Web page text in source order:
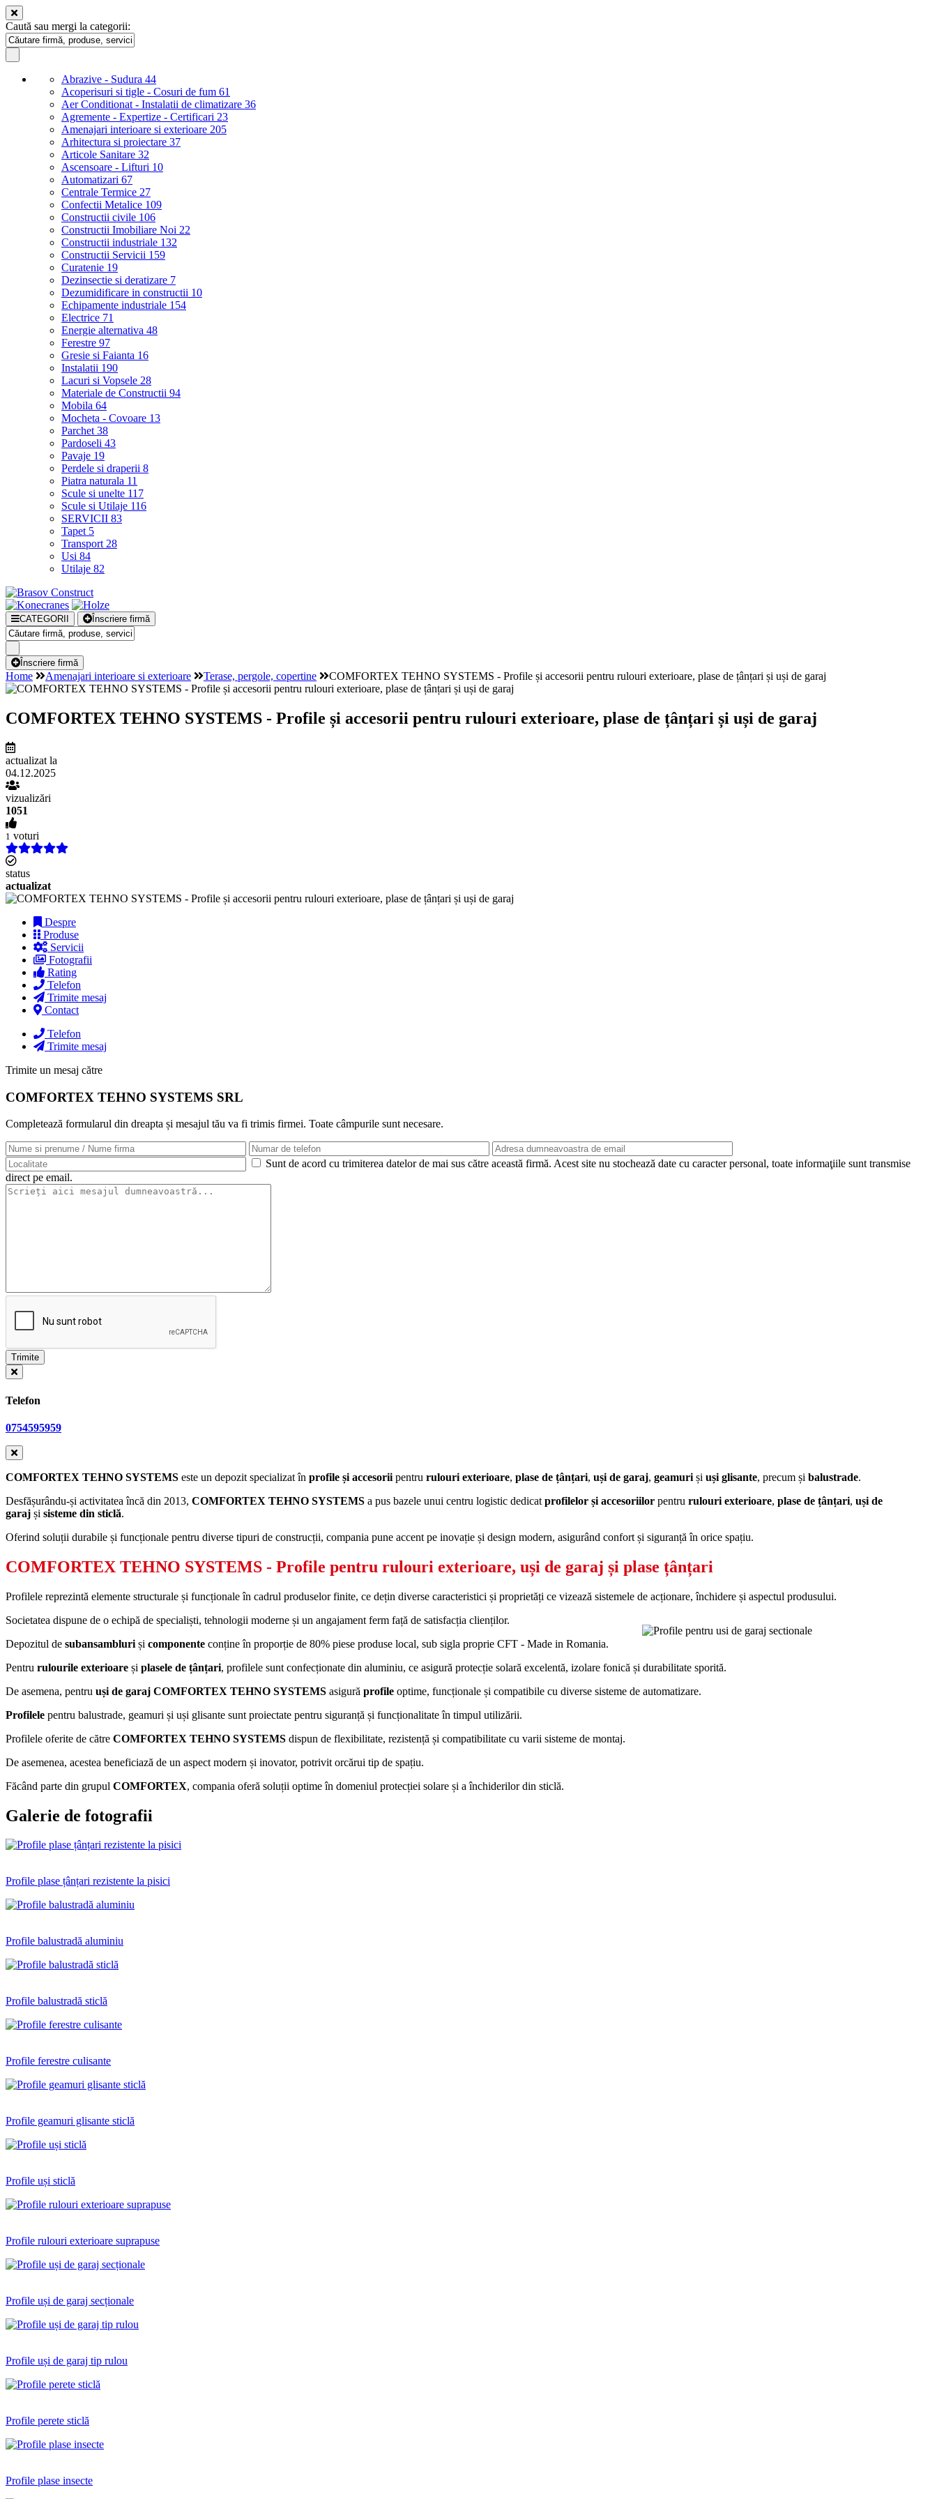
Caută sau mergi la categorii:
Abrazive - Sudura 44
Acoperisuri si tigle - Cosuri de fum 61
Aer Conditionat - Instalatii de climatizare 36
Agremente - Expertize - Certificari 23
Amenajari interioare si exterioare 205
Arhitectura si proiectare 37
Articole Sanitare 32
Ascensoare - Lifturi 10
Automatizari 67
Centrale Termice 27
Confectii Metalice 109
Constructii civile 106
Constructii Imobiliare Noi 22
Constructii industriale 132
Constructii Servicii 159
Curatenie 19
Dezinsectie si deratizare 7
Dezumidificare in constructii 10
Echipamente industriale 154
Electrice 71
Energie alternativa 48
Ferestre 97
Gresie si Faianta 16
Instalatii 190
Lacuri si Vopsele 28
Materiale de Constructii 94
Mobila 64
Mocheta - Covoare 13
Parchet 38
Pardoseli 43
Pavaje 19
Perdele si draperii 8
Piatra naturala 11
Scule si unelte 117
Scule si Utilaje 116
SERVICII 83
Tapet 5
Transport 28
Usi 84
Utilaje 82
CATEGORII Înscriere firmă
Înscriere firmă
Home Amenajari interioare si exterioare Terase, pergole, copertine COMFORTEX TEHNO SYSTEMS - Profile și accesorii pentru rulouri exterioare, plase de țânțari și uși de garaj
COMFORTEX TEHNO SYSTEMS - Profile și accesorii pentru rulouri exterioare, plase de țânțari și uși de garaj
actualizat la
04.12.2025
vizualizări
1051
1 voturi
status
actualizat
Despre
Produse
Servicii
Fotografii
Rating
Telefon
Trimite mesaj
Contact
Telefon
Trimite mesaj
Trimite un mesaj către
COMFORTEX TEHNO SYSTEMS SRL
Completează formularul din dreapta și mesajul tău va fi trimis firmei. Toate câmpurile sunt necesare.
Sunt de acord cu trimiterea datelor de mai sus către această firmă. Acest site nu stochează date cu caracter personal, toate informaţiile sunt transmise
direct pe email.
Telefon
0754595959
COMFORTEX TEHNO SYSTEMS este un depozit specializat în profile și accesorii pentru rulouri exterioare, plase de țânțari, uși de garaj, geamuri și uși glisante, precum și balustrade.
Desfășurându-și activitatea încă din 2013, COMFORTEX TEHNO SYSTEMS a pus bazele unui centru logistic dedicat profilelor și accesoriilor pentru rulouri exterioare, plase de țânțari, uși de
garaj și sisteme din sticlă.
Oferind soluții durabile și funcționale pentru diverse tipuri de construcții, compania pune accent pe inovație și design modern, asigurând confort și siguranță în orice spațiu.
COMFORTEX TEHNO SYSTEMS - Profile pentru rulouri exterioare, uși de garaj și plase țânțari
Profilele reprezintă elemente structurale și funcționale în cadrul produselor finite, ce dețin diverse caracteristici și proprietăți ce vizează sistemele de acționare, închidere și aspectul produsului.
Societatea dispune de o echipă de specialiști, tehnologii moderne și un angajament ferm față de satisfacția clienților.
Depozitul de subansambluri și componente conține în proporție de 80% piese produse local, sub sigla proprie CFT - Made in Romania.
Pentru rulourile exterioare și plasele de țânțari, profilele sunt confecționate din aluminiu, ce asigură protecție solară excelentă, izolare fonică și durabilitate sporită.
De asemena, pentru uși de garaj COMFORTEX TEHNO SYSTEMS asigură profile optime, funcționale și compatibile cu diverse sisteme de automatizare.
Profilele pentru balustrade, geamuri și uși glisante sunt proiectate pentru siguranță și funcționalitate în timpul utilizării.
Profilele oferite de către COMFORTEX TEHNO SYSTEMS dispun de flexibilitate, rezistență și compatibilitate cu varii sisteme de montaj.
De asemenea, acestea beneficiază de un aspect modern și inovator, potrivit orcărui tip de spațiu.
Făcând parte din grupul COMFORTEX, compania oferă soluții optime în domeniul protecției solare și a închiderilor din sticlă.
Galerie de fotografii
Profile plase țânțari rezistente la pisici
Profile balustradă aluminiu
Profile balustradă sticlă
Profile ferestre culisante
Profile geamuri glisante sticlă
Profile uși sticlă
Profile rulouri exterioare suprapuse
Profile uși de garaj secționale
Profile uși de garaj tip rulou
Profile perete sticlă
Profile plase insecte